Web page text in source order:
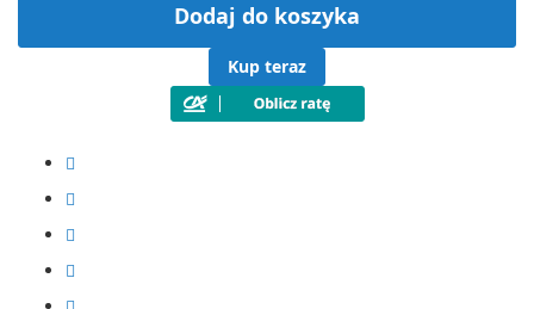
Dodaj do koszyka
Kup teraz